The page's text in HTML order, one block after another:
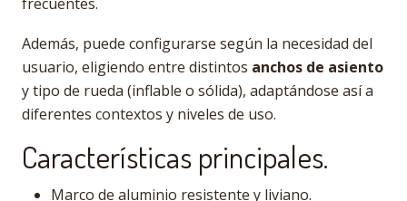
Además, puede configurarse según la necesidad del
usuario, eligiendo entre distintos anchos de asiento
y tipo de rueda (inflable o sólida), adaptándose así a
diferentes contextos y niveles de uso.
Características principales.
Marco de aluminio resistente y liviano.